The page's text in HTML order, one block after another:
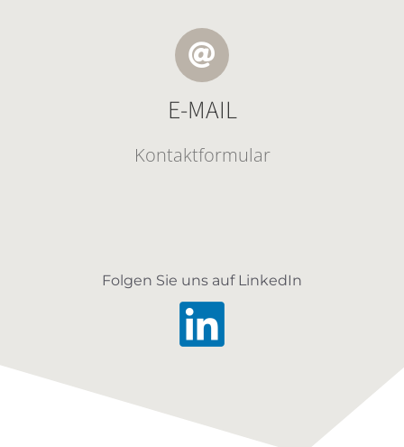
E-MAIL
Kontaktformular
Folgen Sie uns auf LinkedIn